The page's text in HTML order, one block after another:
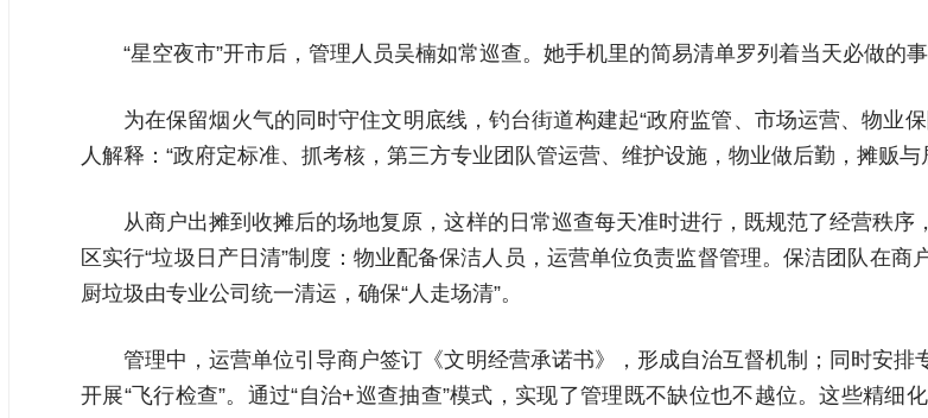
“星空夜市”开市后，管理人员吴楠如常巡查。她手机里的简易清单罗列着当天必做的
为在保留烟火气的同时守住文明底线，钓台街道构建起“政府监管、市场运营、物业
人解释：“政府定标准、抓考核，第三方专业团队管运营、维护设施，物业做后勤，摊贩
从商户出摊到收摊后的场地复原，这样的日常巡查每天准时进行，既规范了经营秩
区实行“垃圾日产日清”制度：物业配备保洁人员，运营单位负责监督管理。保洁团队在
厨垃圾由专业公司统一清运，确保“人走场清”。
管理中，运营单位引导商户签订《文明经营承诺书》，形成自治互督机制；同时安
开展“飞行检查”。通过“自治+巡查抽查”模式，实现了管理既不缺位也不越位。这些精